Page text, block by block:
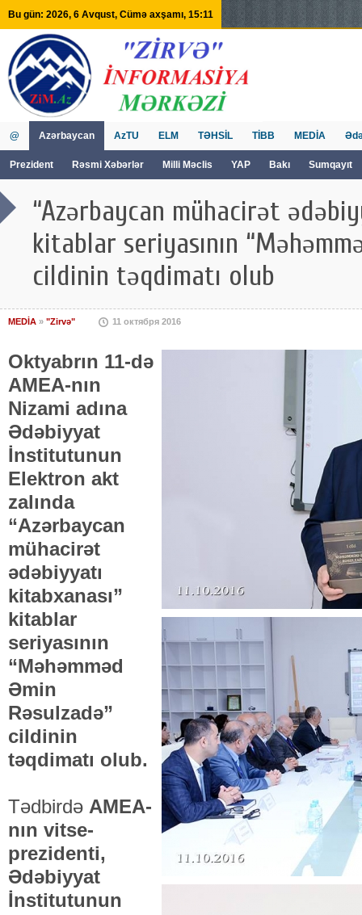
Bu gün: 2026, 6 Avqust, Cümə axşamı, 15:11
@ Azərbaycan
Prezident Rəsmi Xəbərlər Milli Məclis YAP Bakı Sumqayıt
AzTU ELM TƏHSİL TİBB MEDİA
“Azərbaycan mühacirət
kitablar seriyasının
cildinin təqdimatı olub
MEDİA » "Zirvə" 11 октября 2016
Oktyabrın 11-də
AMEA-nın
Nizami adına
Ədəbiyyat
İnstitutunun
Elektron akt
zalında
“Azərbaycan
mühacirət
ədəbiyyatı
kitabxanası”
kitablar
seriyasının
“Məhəmməd
Əmin
Rəsulzadə”
cildinin
təqdimatı olub.
Tədbirdə AMEA-
nın vitse-
prezidenti,
Ədəbiyyat
İnstitutunun